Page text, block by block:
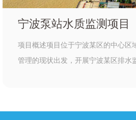
宁波泵站水质监测项目
项目概述项目位于宁波某区的中心区
管理的现状出发，开展宁波某区排水